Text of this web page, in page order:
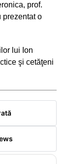
prof.
prezentat o
lui Ion
şi cetăţeni